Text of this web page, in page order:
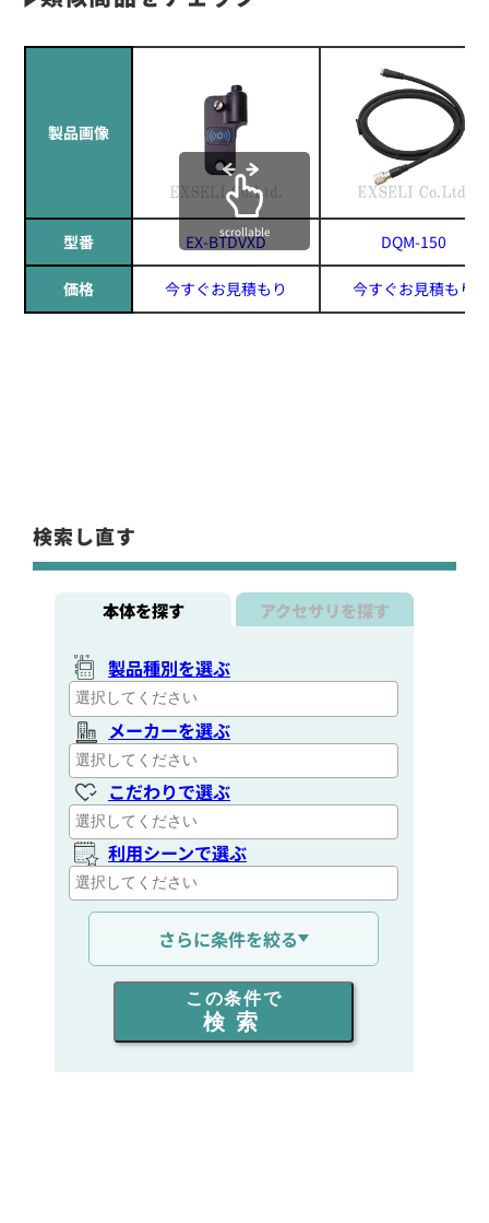
製品画像
型番 EX-BTDVXD DQM-150
価格 今すぐお見積もり 今すぐお見積もり
scrollable
検索し直す
本体を探す アクセサリを探す
製品種別を選ぶ
メーカーを選ぶ
こだわりで選ぶ
利用シーンで選ぶ
通信距離を選ぶ
出力を選ぶ
同時通話人数を選ぶ
さらに条件を絞る
この条件で
検索